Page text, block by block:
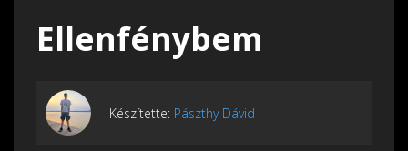
Ellenfénybem
Készítette: Pászthy Dávid